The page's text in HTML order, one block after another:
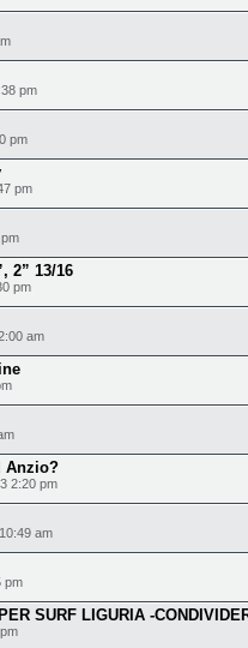
pm
pm
pm
2” 13/16
pm
am
Anzio?
2:20 pm
am
pm
SURF LIGURIA -